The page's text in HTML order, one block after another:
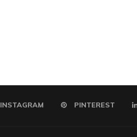
INSTAGRAM PINTEREST